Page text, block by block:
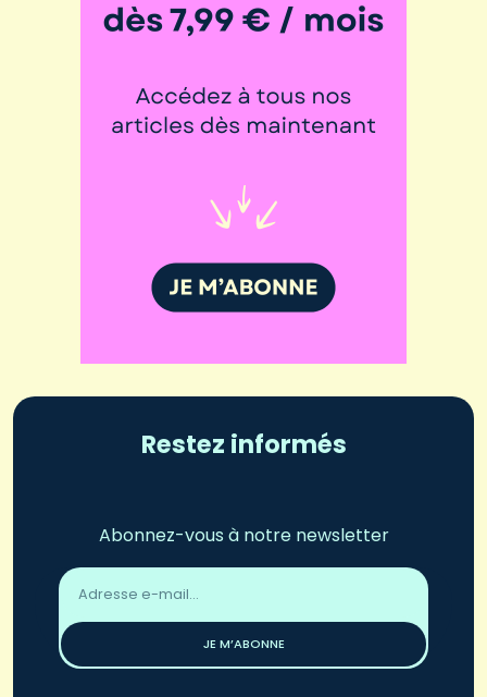
Restez informés
Abonnez-vous à notre newsletter
Adresse
email
JE M’ABONNE